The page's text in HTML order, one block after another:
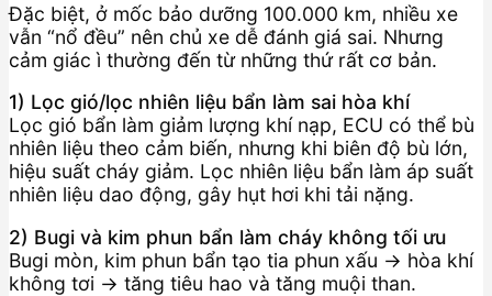
Đặc biệt, ở mốc bảo dưỡng 100.000 km, nhiều xe
vẫn “nổ đều” nên chủ xe dễ đánh giá sai. Nhưng
cảm giác ì thường đến từ những thứ rất cơ bản.
1) Lọc gió/lọc nhiên liệu bẩn làm sai hòa khí
Lọc gió bẩn làm giảm lượng khí nạp, ECU có thể bù
nhiên liệu theo cảm biến, nhưng khi biên độ bù lớn,
hiệu suất cháy giảm. Lọc nhiên liệu bẩn làm áp suất
nhiên liệu dao động, gây hụt hơi khi tải nặng.
2) Bugi và kim phun bẩn làm cháy không tối ưu
Bugi mòn, kim phun bẩn tạo tia phun xấu → hòa khí
không tơi → tăng tiêu hao và tăng muội than.